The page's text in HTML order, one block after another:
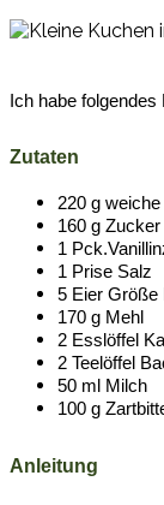
Ich habe
Zutaten
220 g weiche
160 g Zucker
1 Pck.
1 Prise Salz
5 Eier Größe
170 g Mehl
2 Esslöffel
2 Teelöffel
50 ml Milch
100 g
Anleitung